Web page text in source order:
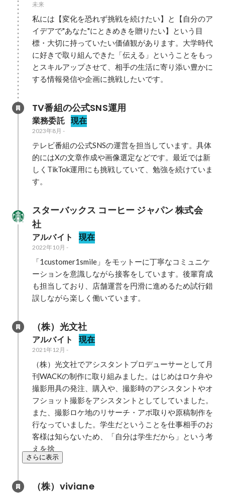
未来
私には【変化を恐れず挑戦を続けたい】と【自分のア
イデアで"あなた"にときめきを贈りたい】という目
標・大切に持っていたい価値観があります。大学時代
に好きで取り組んできた「伝える」ということをもっ
とスキルアップさせて、相手の生活に寄り添い豊かに
する情報発信や企画に挑戦したいです。
TV番組の公式SNS運用
業務委託 現在
2023年8月 -
テレビ番組の公式SNSの運営を担当しています。具体
的にはXの文章作成や画像選定などです。最近では新
しくTikTok運用にも挑戦していて、勉強を続けていま
す。
スターバックス コーヒー ジャパン 株式会
社
アルバイト 現在
2022年10月 -
「1customer1smile」をモットーに丁寧なコミュニケ
ーションを意識しながら接客をしています。後輩育成
も担当しており、店舗運営を円滑に進めるため試行錯
誤しながら楽しく働いています。
（株）光文社
アルバイト 現在
2021年12月 -
（株）光文社でアシスタントプロデューサーとして月
刊WACKの制作に取り組みました。はじめはロケ弁や
撮影用具の発注、購入や、撮影時のアシスタントやオ
フショット撮影をアシスタントとしてしていました。
また、撮影ロケ地のリサーチ・アポ取りや原稿制作を
行なっていました。学生だということを仕事相手のお
客様は知らないため、「自分は学生だから」という考
えを捨
さらに表示
（株）viviane